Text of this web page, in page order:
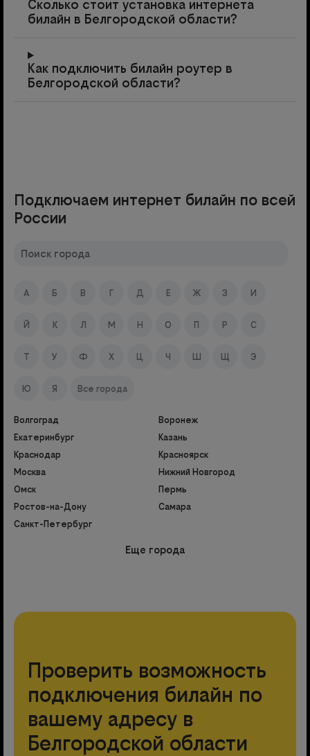
Сколько стоит установка интернета
билайн в Белгородской области?
Как подключить билайн роутер в
Белгородской области?
Подключаем интернет билайн по всей
России
А Б В Г Д Е Ж З И
Й К Л М Н О П Р С
Т У Ф Х Ц Ч Ш Щ Э
Ю Я Все города
Волгоград
Воронеж
Екатеринбург
Казань
Краснодар
Красноярск
Москва
Нижний Новгород
Омск
Пермь
Ростов-на-Дону
Самара
Санкт-Петербург
Еще города
Проверить возможность
подключения билайн по
вашему адресу в
Белгородской области